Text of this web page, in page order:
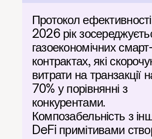
Протокол
2026 рік
газоекономічних смарт-
контрактах, які
витрати на транзакції
70% у порівнянні з
конкурентами.
Композабельність з
DeFi примітивами